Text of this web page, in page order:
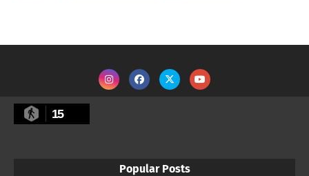
15
Popular Posts